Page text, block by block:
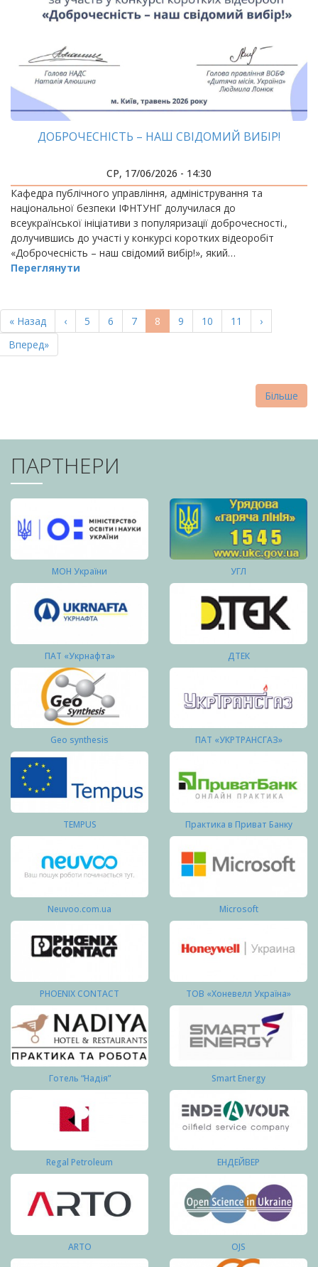
ДОБРОЧЕСНІСТЬ – НАШ СВІДОМИЙ ВИБІР!
СР, 17/06/2026 - 14:30
Кафедра публічного управління, адміністрування та
національної безпеки ІФНТУНГ долучилася до
всеукраїнської ініціативи з популяризації доброчесності.,
долучившись до участі у конкурсі коротких відеоробіт
«Доброчесність – наш свідомий вибір!», який…
Переглянути
НА
СТОРІНКИ
Перша
сторінка
« Назад
Попередня
сторінка
‹ Page
5 Page
6 Page
7
Поточна
сторінка
8 Page
9 Page
10 Page
11
Наступна
сторінка
›
Остання
сторінка
Вперед»
Більше
ПАРТНЕРИ
МОН України УГЛ
ПАТ «Укрнафта» ДТЕК
Geo synthesis ПАТ «УКРТРАНСГАЗ»
TEMPUS Практика в Приват Банку
Neuvoo.com.ua Microsoft
PHOENIX CONTACT ТОВ «Хоневелл Україна»
Готель “Надія” Smart Energy
Regal Petroleum ЕНДЕЙВЕР
ARTO OJS